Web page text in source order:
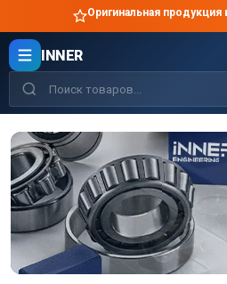
Оригинальная продукция
INNER